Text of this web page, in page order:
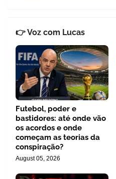
👉 Voz com Lucas
Futebol, poder e
bastidores: até onde vão
os acordos e onde
começam as teorias da
conspiração?
August 05, 2026